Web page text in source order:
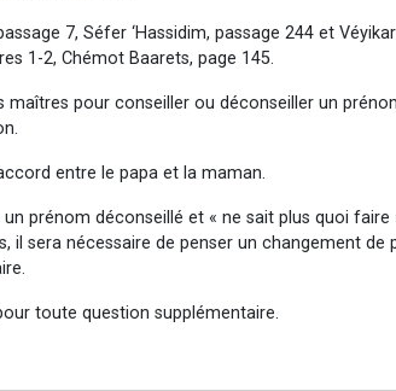
7, Séfer ‘Hassidim, passage 244 et
1-2, Chémot Baarets, page 145.
pour conseiller ou déconseiller un
entre le papa et la maman.
prénom déconseillé et « ne sait plus quoi faire
il sera nécessaire de penser un changement de
toute question supplémentaire.